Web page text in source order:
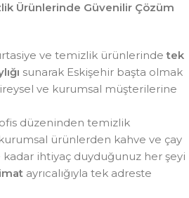
Ürünlerinde Güvenilir Çözüm
ve temizlik ürünlerindetek
sunarak Eskişehir başta olmak
ve kurumsal müşterilerine
ofis düzeninden temizlik
ürünlerden kahve ve çay
ihtiyaç duyduğunuz her şeyi
ayrıcalığıyla tek adreste